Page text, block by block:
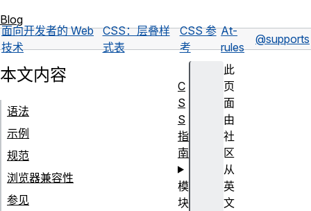
Blog
面向开发者的 Web
技术
CSS：层叠样
式表
CSS 参
考
At-
rules
@supports
此
页
面
由
社
区
从
英
文
本文内容
语法
示例
规范
浏览器兼容性
参见
C
S
S
指
南
模
块